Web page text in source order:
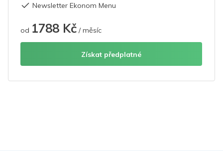
Newsletter Ekonom Menu
od 1788 Kč / měsíc
Získat předplatné